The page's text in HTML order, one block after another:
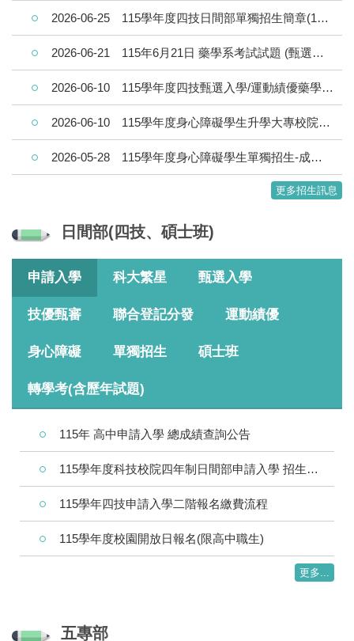
2026-06-25 115學年度四技日間部單獨招生簡章(115年8月6日開始報名)
2026-06-21 115年6月21日 藥學系考試試題 (甄選入學化學筆試)及解答
2026-06-10 115學年度四技甄選入學/運動績優藥學組筆試-考試時間及注意事項
2026-06-10 115學年度身心障礙學生升學大專校院甄試榜單(身障生甄試放榜)
2026-05-28 115學年度身心障礙學生單獨招生-成績查詢/榜單查詢/錄取生報到作業
更多招生訊息
日間部(四技、碩士班)
申請入學 科大繁星 甄選入學
技優甄審 聯合登記分發 運動績優
身心障礙 單獨招生 碩士班
轉學考(含歷年試題)
115年 高中申請入學 總成績查詢公告
115學年度科技校院四年制日間部申請入學 招生放榜查詢及遞補報到須知
115學年四技申請入學二階報名繳費流程
115學年度校園開放日報名(限高中職生)
更多...
五專部